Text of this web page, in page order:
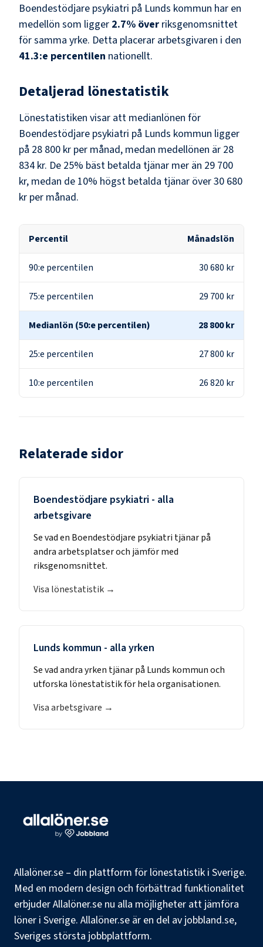
Boendestödjare psykiatri på Lunds kommun har en
medellön som ligger 2.7% över riksgenomsnittet
för samma yrke. Detta placerar arbetsgivaren i den
41.3:e percentilen nationellt.
Detaljerad lönestatistik
Lönestatistiken visar att medianlönen för
Boendestödjare psykiatri på Lunds kommun ligger
på 28 800 kr per månad, medan medellönen är 28
834 kr. De 25% bäst betalda tjänar mer än 29 700
kr, medan de 10% högst betalda tjänar över30 680
kr per månad.
Percentil Månadslön
90:e percentilen 30 680 kr
75:e percentilen 29 700 kr
Medianlön (50:e percentilen) 28 800 kr
25:e percentilen 27 800 kr
10:e percentilen 26 820 kr
Relaterade sidor
Boendestödjare psykiatri - alla
arbetsgivare
Se vad en Boendestödjare psykiatri tjänar på
andra arbetsplatser och jämför med
riksgenomsnittet.
Visa lönestatistik →
Lunds kommun - alla yrken
Se vad andra yrken tjänar på Lunds kommunoch
utforska lönestatistik för hela organisationen.
Visa arbetsgivare →
Allalöner.se – din plattform för lönestatistik i Sverige.
Med en modern design och förbättrad funktionalitet
erbjuder Allalöner.se nu alla möjligheter att jämföra
löner i Sverige. Allalöner.se är en del av jobbland.se,
Sveriges största jobbplattform.